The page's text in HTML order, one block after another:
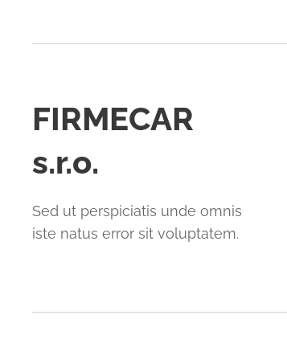
FIRMECAR
s.r.o.
Sed ut perspiciatis unde omnis
iste natus error sit voluptatem.